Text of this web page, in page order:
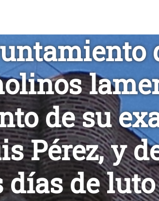
de su
Pérez, y
días de luto